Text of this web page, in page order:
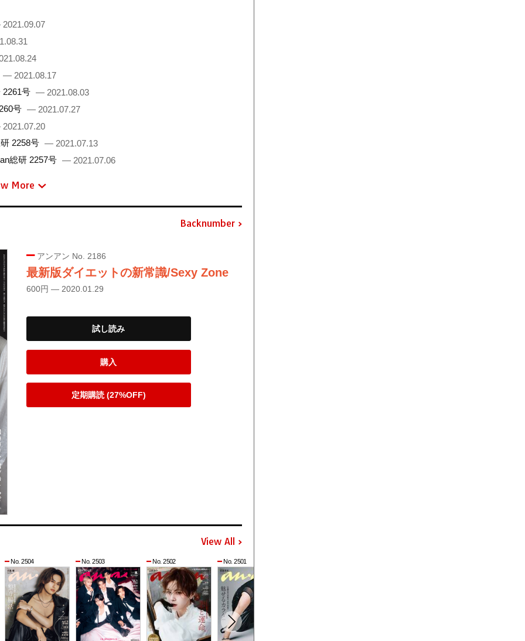
— 2021.08.17
2261号 — 2021.08.03
号 — 2021.07.27
2258号 — 2021.07.13
総研 2257号 — 2021.07.06
More
Backnumber
アンアン No. 2186
最新版ダイエットの新常識/Sexy Zone
600円 — 2020.01.29
試し読み
購入
定期購読 (27%OFF)
View All
No. 2504 No. 2503 No. 2502 No. 2501